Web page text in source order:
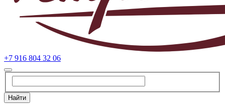
+7 916 804 32 06
Найти